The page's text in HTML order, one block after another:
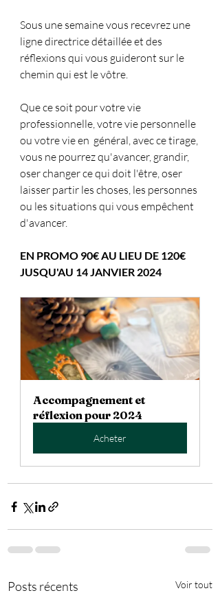
Sous une semaine vous recevrez une
ligne directrice détaillée et des
réflexions qui vous guideront sur le
chemin qui est le vôtre.
Que ce soit pour votre vie
professionnelle, votre vie personnelle
ou votre vie en  général, avec ce tirage,
vous ne pourrez qu'avancer, grandir,
oser changer ce qui doit l'être, oser
laisser partir les choses, les personnes
ou les situations qui vous empêchent
d'avancer.
EN PROMO 90€ AU LIEU DE 120€
JUSQU'AU 14 JANVIER 2024
Accompagnement et
réflexion pour 2024
Acheter
Posts récents Voir tout